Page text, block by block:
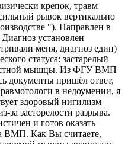
крепок, травм
рывок вертикально
"). Направлен в
установлен
меня, диагноз един)
статуса: застарелый
мышцы. Из ФГУ ВМП
документы пришёл ответ,
в недоумении, я
здоровый нигилизм
за засторелости разрыва.
и готов оказать
ВМП. Как Вы считаете,